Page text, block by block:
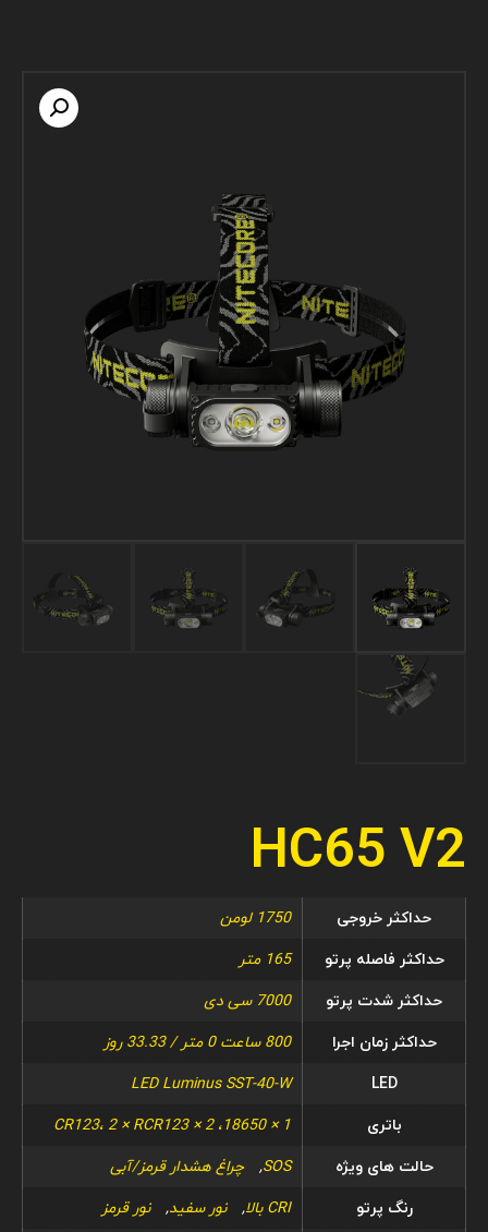
HC65 V2
حداکثر خروجی
1750 لومن
حداکثر فاصله پرتو
165 متر
حداکثر شدت پرتو
7000 سی دی
حداکثر زمان اجرا
800 ساعت 0 متر / 33.33 روز
LED
LED Luminus SST-40-W
باتری
1 × 18650، 2 × CR123، 2 × RCR123
حالت های ویژه
SOS
,
چراغ هشدار قرمز/آبی
رنگ پرتو
CRI بالا , نور سفید,
نور قرمز